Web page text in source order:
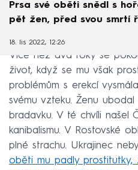
Prsa své oběti snědl s
pět žen, před svou smrtí
18. lis 2022, 12:26
Více než dva roky se
život, když se mu však
problémům s erekcí
svému vzteku. Ženu ubodal
bradavku. V té chvíli našel
kanibalismu. V Rostovské
plné strachu. Ukrajinec
oběti mu padly prostitutky,